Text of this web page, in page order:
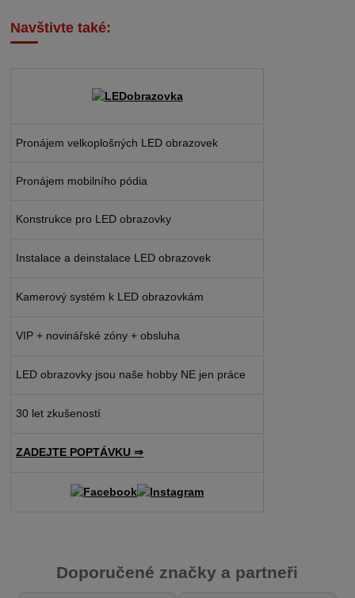
Navštivte také:
Pronájem velkoplošných LED obrazovek
Pronájem mobilního pódia
Konstrukce pro LED obrazovky
Instalace a deinstalace LED obrazovek
Kamerový systém k LED obrazovkám
VIP + novinářské zóny + obsluha
LED obrazovky jsou naše hobby NE jen práce
30 let zkušeností
ZADEJTE POPTÁVKU ⇒
Doporučené značky a partneři